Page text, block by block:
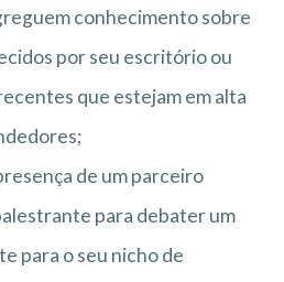
conhecimento sobre
por seu escritório ou
que estejam em alta
de um parceiro
para debater um
para o seu nicho de